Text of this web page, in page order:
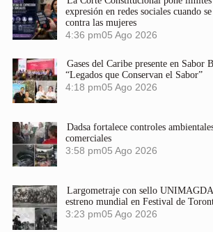
expresión en redes sociales cuando
contra las mujeres
4:36 pm05 Ago 2026
Gases del Caribe presente en Sabor
“Legados que Conservan el Sabor”
4:18 pm05 Ago 2026
Dadsa fortalece controles
comerciales
3:58 pm05 Ago 2026
Largometraje con sello
estreno mundial en Festival de
3:23 pm05 Ago 2026